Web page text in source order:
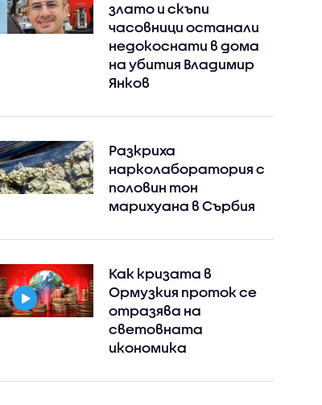
злато и скъпи
часовници останали
недокоснати в дома
на убития Владимир
Янков
Разкриха
нарколаборатория с
половин тон
марихуана в Сърбия
Как кризата в
Ормузкия проток се
отразява на
световната
икономика